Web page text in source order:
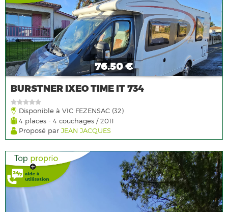
76.50 €
BURSTNER IXEO TIME IT 734
Disponible à VIC FEZENSAC (32)
4 places - 4 couchages / 2011
Proposé parJEAN JACQUES